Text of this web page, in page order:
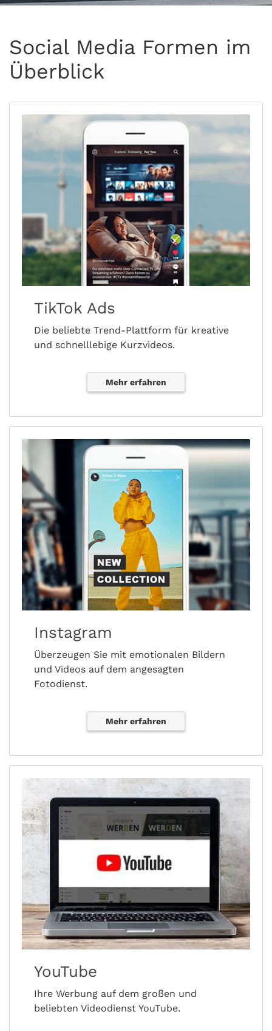
Social Media Formen im
Überblick
TikTok Ads
Die beliebte Trend-Plattform für kreative
und schnelllebige Kurzvideos.
Mehr erfahren
Instagram
Überzeugen Sie mit emotionalen Bildern
und Videos auf dem angesagten
Fotodienst.
Mehr erfahren
YouTube
Ihre Werbung auf dem großen und
beliebten Videodienst YouTube.